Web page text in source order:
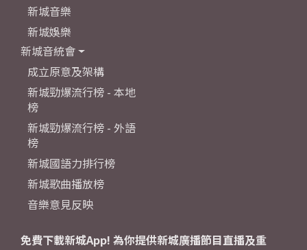
新城音樂
新城娛樂
新城音統會
成立原意及架構
新城勁爆流行榜 - 本地
榜
新城勁爆流行榜 - 外語
榜
新城國語力排行榜
新城歌曲播放榜
音樂意見反映
免費下載新城App! 為你提供新城廣播節目直播及重